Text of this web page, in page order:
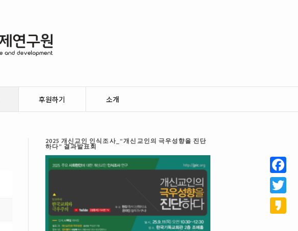
후원하기 소개
2025 개신교인 인식조사_“개신교인의 극우성향을 진단
하다” 결과발표회
Twitter